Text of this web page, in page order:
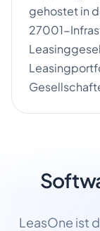
gehostet in
27001-
LeasOne ist